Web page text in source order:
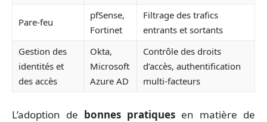
Pare-feu
pfSense,
Fortinet
Filtrage des trafics
entrants et sortants
Gestion des
identités et
des accès
Okta,
Microsoft
Azure AD
Contrôle des droits
d’accès, authentification
multi-facteurs
L’adoption de bonnes pratiques en matière de